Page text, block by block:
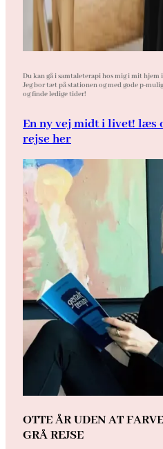
Du kan gå i samtaleterapi hos mig i mit
Jeg bor tæt på stationen og med gode p-
og finde ledige tider!
En ny vej midt i livet! læs
rejse her
OTTE ÅR UDEN AT
GRÅ REJSE